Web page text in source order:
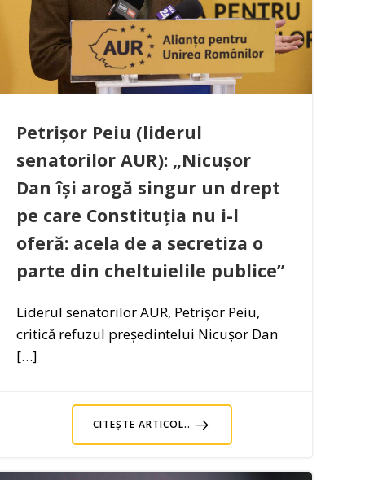
Petrișor Peiu (liderul
senatorilor AUR): „Nicușor
Dan își arogă singur un drept
pe care Constituția nu i-l
oferă: acela de a secretiza o
parte din cheltuielile publice”
Liderul senatorilor AUR, Petrișor Peiu,
critică refuzul președintelui Nicușor Dan
[…]
CITEȘTE ARTICOL..